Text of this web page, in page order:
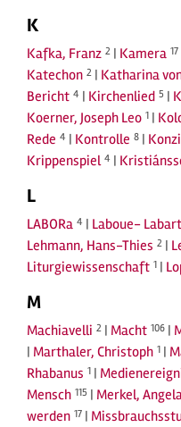
K
Kafka, Franz 2 | Kamera 17
Katechon 2 | Katharina
Bericht 4 | Kirchenlied 5 |
Koerner, Joseph Leo 1 |
Rede 4 | Kontrolle 8 |
Krippenspiel 4 |
L
LABORa 4 | Laboue-
Lehmann, Hans-Thies 2 |
Liturgiewissenschaft 1 |
M
Machiavelli 2 | Macht 106 |
| Marthaler, Christoph 1 |
Rhabanus 1 |
Mensch 115 | Merkel,
werden 17 |